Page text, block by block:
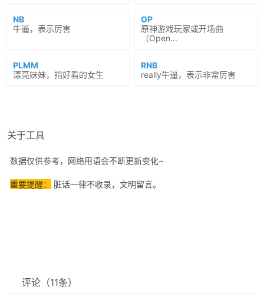
NB
牛逼，表示厉害
OP
原神游戏玩家或开场曲
（Open...
PLMM
漂亮妹妹，指好看的女生
RNB
really牛逼，表示非常厉害
关于工具
数据仅供参考，网络用语会不断更新变化~
重要提醒： 脏话一律不收录，文明留言。
评论 （11条）